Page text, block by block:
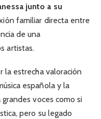
junto a su
familiar directa entre
de una
artistas.
la estrecha valoración
española y la
voces como si
pero su legado